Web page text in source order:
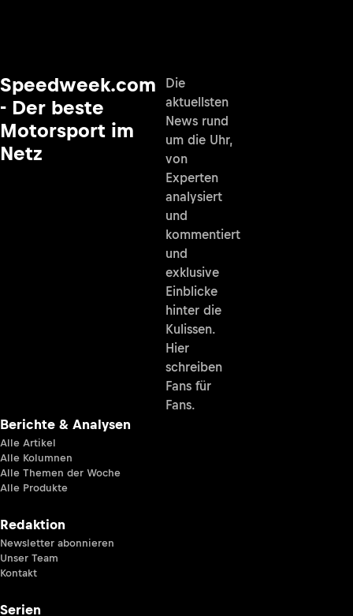
Speedweek.com
- Der beste
Motorsport im
Netz
Die
aktuellsten
News rund
um die Uhr,
von
Experten
analysiert
und
kommentiert
und
exklusive
Einblicke
hinter die
Kulissen.
Hier
schreiben
Fans für
Fans.
Berichte & Analysen
Alle Artikel
Alle Kolumnen
Alle Themen der Woche
Alle Produkte
Redaktion
Newsletter abonnieren
Unser Team
Kontakt
Serien